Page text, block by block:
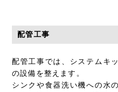
配管工事
配管工事では、システムキ
の設備を整えます。
シンクや食器洗い機への水